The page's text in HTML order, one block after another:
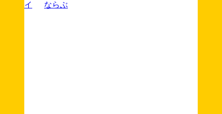
イ
ならぶ